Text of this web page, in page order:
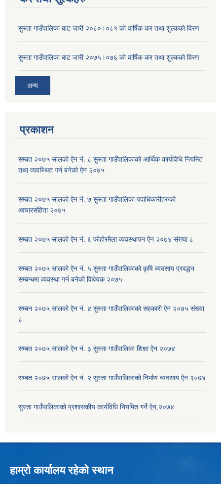
सुस्ता गाउँपालिका बाट जारी २०८०।०८१ काे वार्षिक कर तथा शुल्ककाे विरण
सुस्ता गाउँपालिका बाट जारी २०७५।०७६ काे वार्षिक कर तथा शुल्ककाे विरण
अन्य
प्रकाशन
सम्बत २०७५ सालको ऐन नं. ८ सुस्ता गाउँपालिकाको आर्थिक कार्यविधि नियमित
तथा व्यवस्थित गर्न बनेको ऐन २०७५
सम्बत २०७५ सालको ऐन नं. ७ सुस्ता गाउँपालिका पदाधिकारीहरुको
आचारसंहिता २०७५
सम्बत २०७५ सालको ऐन नं. ६ फोहोरमैला व्यवस्थापन ऐन २०७४ संख्या ८
सम्बत २०७५ सालको ऐन नं. ५ सुस्ता गाउँपालिकाको कृषि व्यवसाय प्रवद्धन
सम्बन्धमा व्यवस्था गर्न बनेको विधेयक २०७५
सम्बन २०७५ सालको ऐन नं. ४ सुस्ता गाउँपालिकाको सहकारी ऐन २०७५ संख्या
८
सम्बत २०७५ सालको ऐन नं. ३ सुस्ता गाउँपालिका शिक्षा ऐन २०७४
सम्बत २०७५ सालको ऐन नं. २ सुस्ता गाउँपालिकाको निर्माण व्यवसाय ऐन २०७४
सुस्ता गाउँपालिकाको प्रशासकीय कार्यविधि नियमित गर्ने ऐन,२०७४
हाम्रो कार्यालय रहेको स्थान